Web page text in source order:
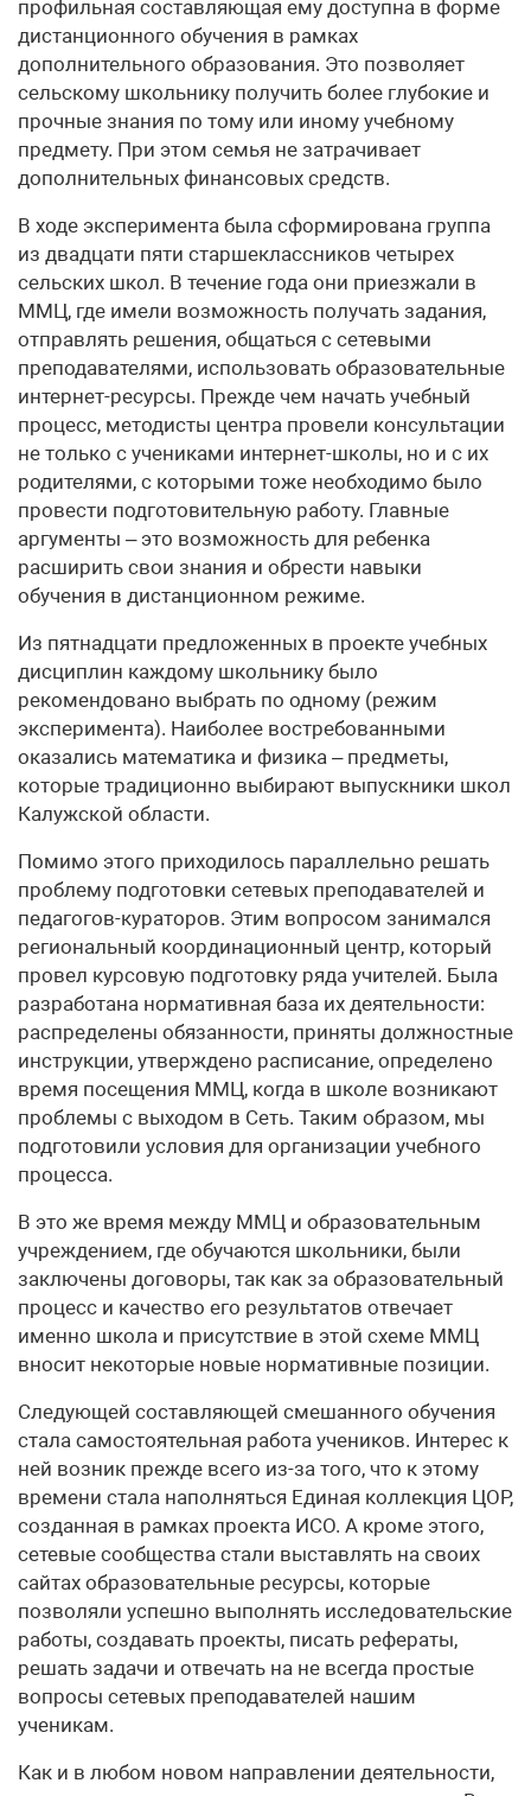
профильная составляющая ему доступна в форме
дистанционного обучения в рамках
дополнительного образования. Это позволяет
сельскому школьнику получить более глубокие и
прочные знания по тому или иному учебному
предмету. При этом семья не затрачивает
дополнительных финансовых средств.
В ходе эксперимента была сформирована группа
из двадцати пяти старшеклассников четырех
сельских школ. В течение года они приезжали в
ММЦ, где имели возможность получать задания,
отправлять решения, общаться с сетевыми
преподавателями, использовать образовательные
интернет-ресурсы. Прежде чем начать учебный
процесс, методисты центра провели консультации
не только с учениками интернет-школы, но и с их
родителями, с которыми тоже необходимо было
провести подготовительную работу. Главные
аргументы – это возможность для ребенка
расширить свои знания и обрести навыки
обучения в дистанционном режиме.
Из пятнадцати предложенных в проекте учебных
дисциплин каждому школьнику было
рекомендовано выбрать по одному (режим
эксперимента). Наиболее востребованными
оказались математика и физика – предметы,
которые традиционно выбирают выпускники школ
Калужской области.
Помимо этого приходилось параллельно решать
проблему подготовки сетевых преподавателей и
педагогов-кураторов. Этим вопросом занимался
региональный координационный центр, который
провел курсовую подготовку ряда учителей. Была
разработана нормативная база их деятельности:
распределены обязанности, приняты должностные
инструкции, утверждено расписание, определено
время посещения ММЦ, когда в школе возникают
проблемы с выходом в Сеть. Таким образом, мы
подготовили условия для организации учебного
процесса.
В это же время между ММЦ и образовательным
учреждением, где обучаются школьники, были
заключены договоры, так как за образовательный
процесс и качество его результатов отвечает
именно школа и присутствие в этой схеме ММЦ
вносит некоторые новые нормативные позиции.
Следующей составляющей смешанного обучения
стала самостоятельная работа учеников. Интерес к
ней возник прежде всего из-за того, что к этому
времени стала наполняться Единая коллекция ЦОР,
созданная в рамках проекта ИСО. А кроме этого,
сетевые сообщества стали выставлять на своих
сайтах образовательные ресурсы, которые
позволяли успешно выполнять исследовательские
работы, создавать проекты, писать рефераты,
решать задачи и отвечать на не всегда простые
вопросы сетевых преподавателей нашим
ученикам.
Как и в любом новом направлении деятельности,